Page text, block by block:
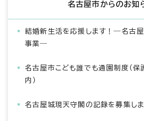
名古屋市からのお知
結婚新生活を応援します！―名古
事業―
名古屋市こども誰でも通園制度（
内）
名古屋城現天守閣の記録を募集し